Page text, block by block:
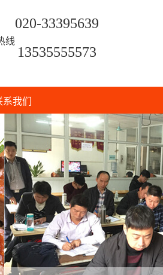
线
020-33395639
13535555573
系我们